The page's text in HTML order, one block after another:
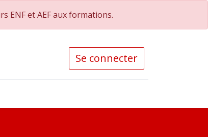
ENF et AEF aux formations.
Se connecter